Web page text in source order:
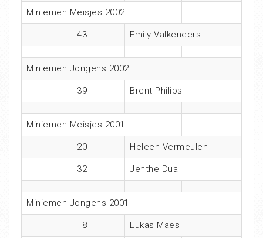
Miniemen Meisjes 2002
43 Emily Valkeneers
Miniemen Jongens 2002
39 Brent Philips
Miniemen Meisjes 2001
20 Heleen Vermeulen
32 Jenthe Dua
Miniemen Jongens 2001
8 Lukas Maes